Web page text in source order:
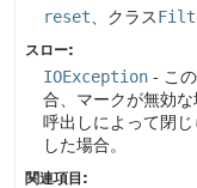
reset 、クラス
スロー:
IOException - こ
合、マークが無効
呼出しによって閉
した場合。
関連項目: